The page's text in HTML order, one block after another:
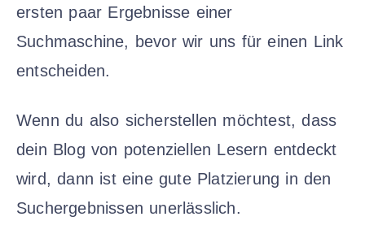
ersten paar Ergebnisse einer
Suchmaschine, bevor wir uns für einen Link
entscheiden.
Wenn du also sicherstellen möchtest, dass
dein Blog von potenziellen Lesern entdeckt
wird, dann ist eine gute Platzierung in den
Suchergebnissen unerlässlich.